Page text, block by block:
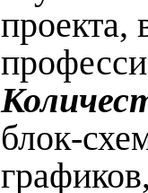
проекта,
блок-